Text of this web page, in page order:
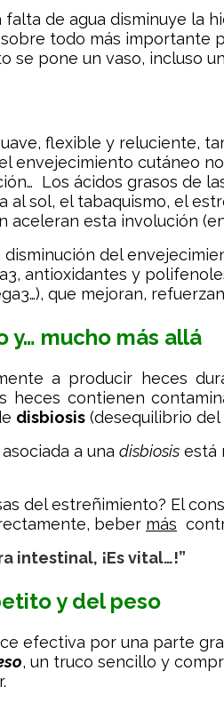
de agua disminuye la
todo más importante
se pone un vaso, incluso
flexible y reluciente,
envejecimiento cutáneo
Los ácidos grasos de
al sol, el tabaquismo, el
aceleran esta involución
del
antioxidantes y
que mejoran,
y… mucho más allá
a producir heces
heces contienen
disbiosis (desequilibrio
a una disbiosis está
del estreñimiento? El
beber más
intestinal, ¡Es vital…!”
y del peso
efectiva por una parte
, un truco sencillo y